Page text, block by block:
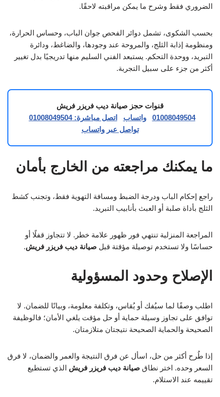
الضروري فقط وشرح ما يمكن مراقبته لاحقًا.
بحسب الشكوى، تشمل دوائر الفحص جوان الباب، وحساس الحرارة،
ومنظومة إذابة الثلج، والمروحة عند وجودها، والضاغط، ودائرة
التبريد، ووحدة التحكم. يستبعد الفني السليم منها تدريجيًا بدل تغيير
أكثر من جزء على سبيل التجربة.
قنوات حجز صيانة ديب فريزر فريش
01008049504
واتساب
اتصل مباشرة: 01008049504
تواصل عبر واتساب
ما يمكنك مراجعته من الخارج بأمان
راجع إحكام الباب ودرجة الضبط ومسافة التهوية فقط، وتجنب كشط
الثلج بأداة صلبة أو العبث بأنابيب التبريد.
المراجعة المنزلية تنتهي فور ظهور علامة خطر. لا تتجاوز قفلًا أو
حساسًا ولا تستخدم توصيلة مؤقتة قبل صيانة ديب فريزر فريش.
الإصلاح وحدود المسؤولية
اطلب وصفًا لما سيُفك أو يُقاس، وتكلفة معلومة، وبيانًا للضمان. لا
توافق على تجاوز وسيلة حماية أو حل مؤقت يلغي الأمان؛ فالوظيفة
الصحيحة والحماية الصحيحة نتيجتان متلازمتان.
إذا طُرح أكثر من حل، اسأل عن فرق النتيجة والعمر والضمان، لا فرق
السعر وحده. اختر نطاق صيانة ديب فريزر فريش الذي تستطيع
تقييمه عند الاستلام.